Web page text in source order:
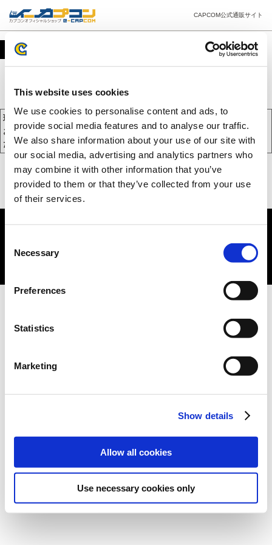
This website uses cookies
We use cookies to personalise content and ads, to
provide social media features and to analyse our traffic.
We also share information about your use of our site with
our social media, advertising and analytics partners who
may combine it with other information that you’ve
provided to them or that they’ve collected from your use
of their services.
Selection
Necessary
Preferences
Statistics
Marketing
Show details
Allow all cookies
Use necessary cookies only
CAPCOM公式通販サイト
カート
現在、カートには商品が入っておりません。
お買い物を続けるには下の 「お買い物を続ける」 をクリックしてく
ださい。